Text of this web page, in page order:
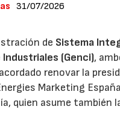
31/07/2026
de Sistema
(Genci),
renovar la
Marketing
quien asume también